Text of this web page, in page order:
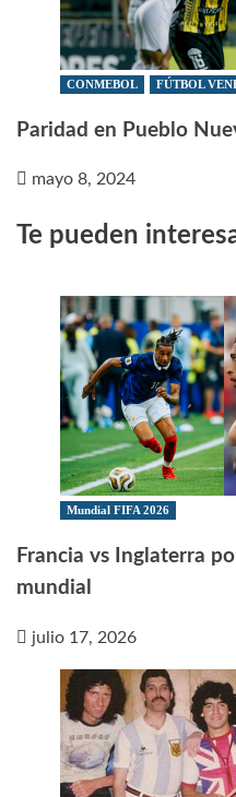
CONMEBOL FÚTBOL
Paridad en Pueblo
mayo 8, 2024
Te pueden
Mundial FIFA 2026
Francia vs Inglaterra
mundial
julio 17, 2026